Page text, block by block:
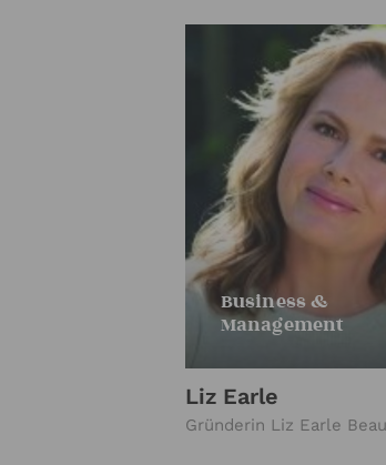
Business &
Management
Liz Earle
Gründerin Liz Earle